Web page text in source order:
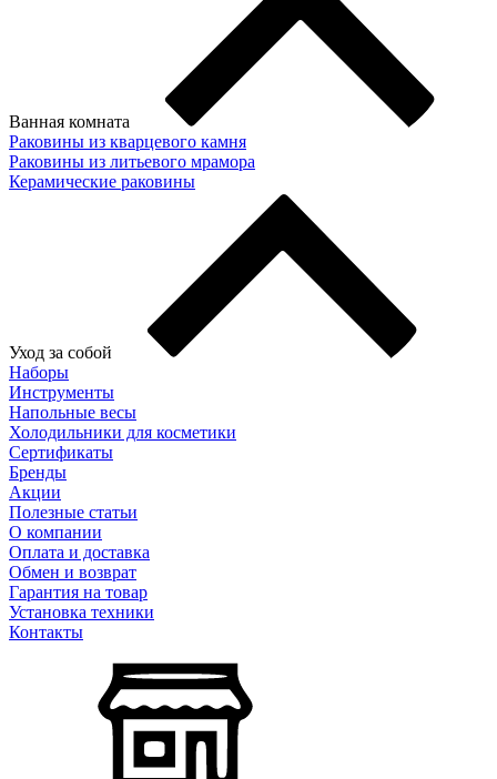
Ванная комната
Раковины из кварцевого камня
Раковины из литьевого мрамора
Керамические раковины
Уход за собой
Наборы
Инструменты
Напольные весы
Холодильники для косметики
Сертификаты
Бренды
Акции
Полезные статьи
О компании
Оплата и доставка
Обмен и возврат
Гарантия на товар
Установка техники
Контакты